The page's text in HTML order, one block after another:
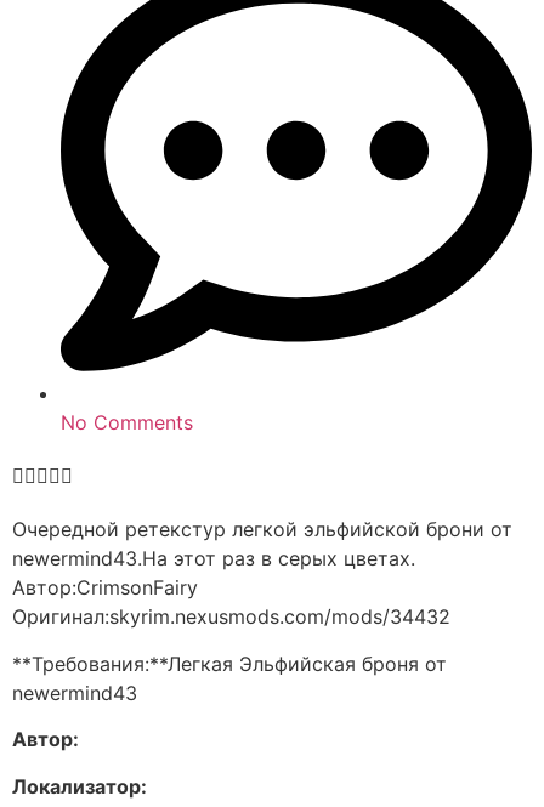
No Comments

Очередной ретекстур легкой эльфийской брони от
newermind43.На этот раз в серых цветах.
Автор:CrimsonFairy
Оригинал:skyrim.nexusmods.com/mods/34432
**Требования:**Легкая Эльфийская броня от
newermind43
Автор:
Локализатор: